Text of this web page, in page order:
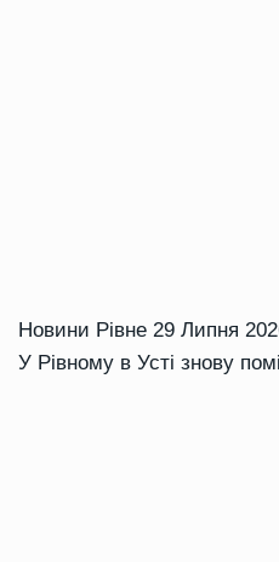
Новини Рівне 29 Липня
У Рівному в Усті знову